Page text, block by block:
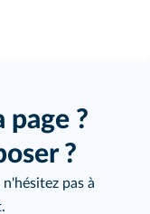
page ?
?
pas à